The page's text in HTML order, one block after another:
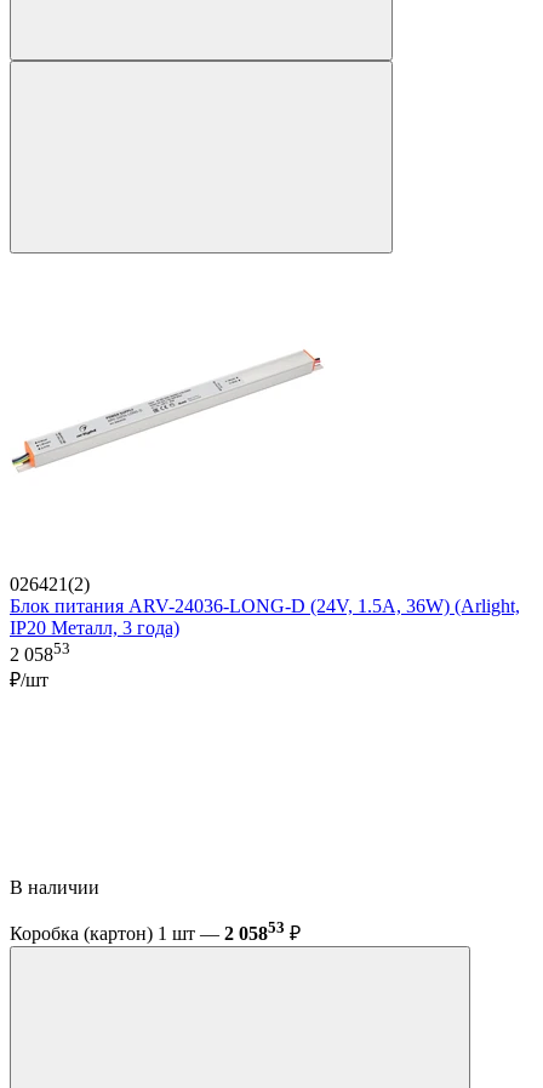
026421(2)
Блок питания ARV-24036-LONG-D (24V, 1.5A, 36W) (Arlight,
IP20 Металл, 3 года)
2 05853
₽/шт
В наличии
Коробка (картон) 1 шт — 2 05853 ₽